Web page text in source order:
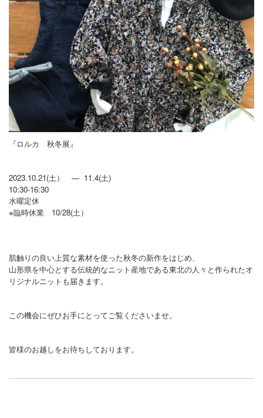
『ロルカ 秋冬展』
2023.10.21(土） — 11.4(土)
10:30-16:30
水曜定休
※臨時休業 10/28(土）
肌触りの良い上質な素材を使った秋冬の新作をはじめ、
山形県を中心とする伝統的なニット産地である東北の人々と作られたオ
リジナルニットも届きます。
この機会にぜひお手にとってご覧くださいませ。
皆様のお越しをお待ちしております。